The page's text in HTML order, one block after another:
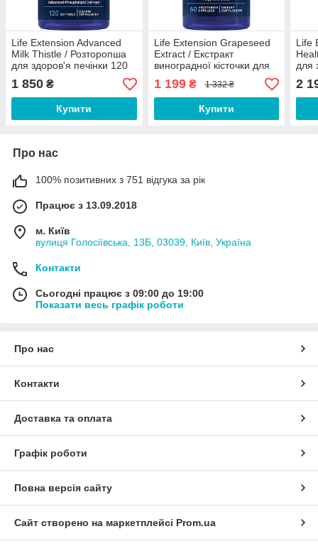
Life Extension Advanced
Milk Thistle / Розторопша
для здоров'я печінки 120
гель капсул
1 850 ₴
Купити
Life Extension Grapeseed
Extract / Екстракт
виноградної кісточки для
здоров'я серця 60 капсул
Термін 12/2026
1 199₴ 1 332 ₴
Купити
Life
для
2
Про нас
100% позитивних з 751 відгука за рік
Працює з 13.09.2018
м. Київ
вулиця Голосіївська, 13Б, 03039, Київ, Україна
Контакти
Сьогодні працює з 09:00 до 19:00
Показати весь графік роботи
Про нас
Контакти
Доставка та оплата
Графік роботи
Повна версія сайту
Сайт створено на маркетплейсі Prom.ua